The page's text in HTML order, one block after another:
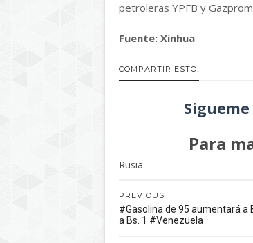
petroleras YPFB y
Fuente: Xinhua
COMPARTIR ESTO:
Para
Rusia
PREVIOUS
#Gasolina de 95 aumentará a
a Bs. 1 #Venezuela